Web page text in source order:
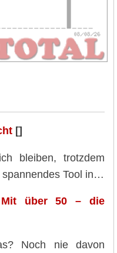
[]
bleiben, trotzdem
spannendes Tool in…
Mit über 50 – die
Noch nie davon